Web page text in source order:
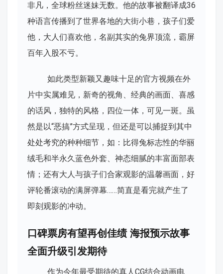
非凡，全球粉丝迷妹无数。他的故事被翻译成36
种语言传播到了世界各地的大街小巷，孩子们爱
他，大人们喜欢他，名副其实的兔界顶流，霸屏
百年入股不亏。
如此类型新颖又趣味十足的官方视频在外
片中实属难见，新奇的视角、经典的画面、喜感
的话风，独特的风格，四位一体，可见一斑。虽
然是以“恶搞”方式呈现，但还是可以捕捉到其中
处处考究的种种细节，如：比得兔标志性的华丽
绒毛和半永久蓝色外套、神态细腻的丰富面部表
情；还有大人与孩子们合家观影的温馨画面，好
评轮番滚动的满屏弹幕……简直是看完就产生了
即刻观影的冲动。
口碑票房有望再创佳绩 海报预示故事
全面升级引发期待
作为今年最受期待的真人CG结合动画电